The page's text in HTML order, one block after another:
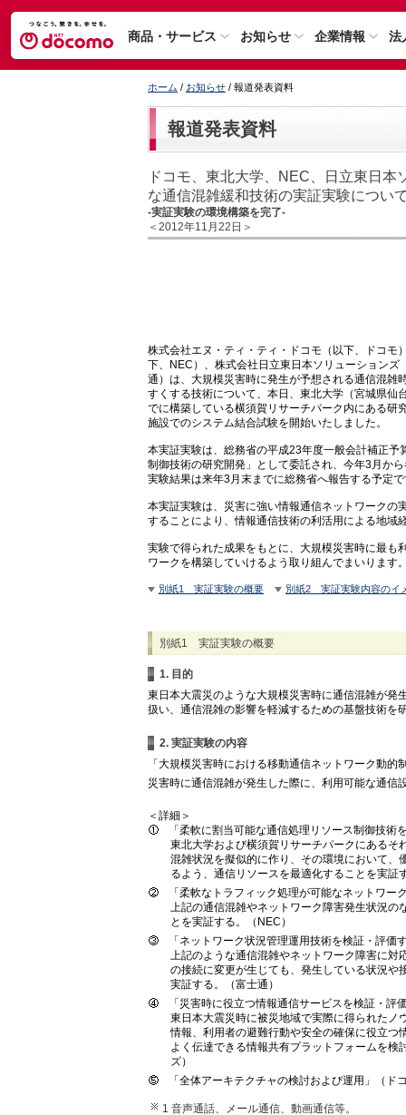
商品・サービス お知らせ 企業情報 法
ホーム / お知らせ / 報道発表資料
報道発表資料
ドコモ、東北大学、NEC、日立東日
な通信混雑緩和技術の実証実験につい
-実証実験の環境構築を完了-
＜2012年11月22日＞
株式会社エヌ・ティ・ティ・ドコモ（以下、ドコモ
下、NEC）、株式会社日立東日本ソリューション
通）は、大規模災害時に発生が予想される通信混雑
すくする技術について、本日、東北大学（宮城県仙
でに構築している横須賀リサーチパーク内にある研
施設でのシステム結合試験を開始いたしました。
本実証実験は、総務省の平成23年度一般会計補正
制御技術の研究開発」として委託され、今年3月か
実験結果は来年3月末までに総務省へ報告する予定
本実証実験は、災害に強い情報通信ネットワークの
することにより、情報通信技術の利活用による地域
実験で得られた成果をもとに、大規模災害時に最も
ワークを構築していけるよう取り組んでまいります
別紙1 実証実験の概要 別紙2 実証実験内容のイ
別紙1 実証実験の概要
1. 目的
東日本大震災のような大規模災害時に通信混雑が発
扱い、通信混雑の影響を軽減するための基盤技術を
2. 実証実験の内容
「大規模災害時における移動通信ネットワーク動的
災害時に通信混雑が発生した際に、利用可能な通
＜詳細＞
「柔軟に割当可能な通信処理リソース制御技術
東北大学および横須賀リサーチパークにあるそ
混雑状況を擬似的に作り、その環境において、
るよう、通信リソースを最適化することを実証
「柔軟なトラフィック処理が可能なネットワー
上記の通信混雑やネットワーク障害発生状況
とを実証する。（NEC）
「ネットワーク状況管理運用技術を検証・評価
上記のような通信混雑やネットワーク障害に
の接続に変更が生じても、発生している状況や
実証する。（富士通）
「災害時に役立つ情報通信サービスを検証・評
東日本大震災時に被災地域で実際に得られたノ
情報、利用者の避難行動や安全の確保に役立つ
よく伝達できる情報共有プラットフォームを
ズ）
「全体アーキテクチャの検討および運用」（ド
1 音声通話、メール通信、動画通信等。